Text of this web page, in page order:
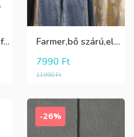
Mayoral királykék,fehér galléros hosszú ujjú póló Tini fiúknak Farmer,bő szárú,elöl és oldalt zsebes lány nadrág
11990Ft
7990 Ft
-26%